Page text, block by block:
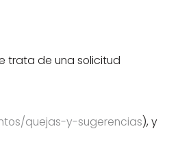
trata de una solicitud
quejas-y-sugerencias), y